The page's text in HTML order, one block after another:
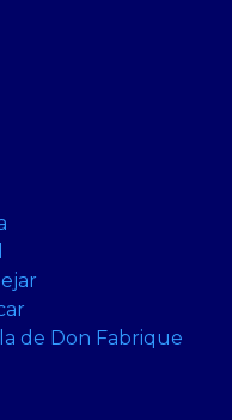
de Don Fabrique